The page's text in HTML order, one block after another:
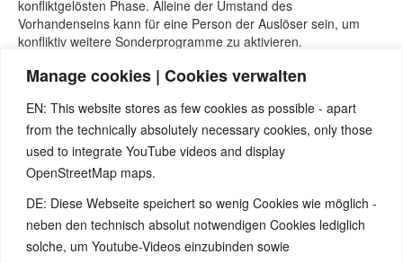
Manage cookies | Cookies verwalten
EN: This website stores as few cookies as possible - apart
from the technically absolutely necessary cookies, only those
used to integrate YouTube videos and display
OpenStreetMap maps.
DE: Diese Webseite speichert so wenig Cookies wie möglich -
neben den technisch absolut notwendigen Cookies lediglich
solche, um Youtube-Videos einzubinden sowie
konfliktgelösten Phase. Alleine der Umstand des
Vorhandenseins kann für eine Person der Auslöser sein, um
konfliktiv weitere Sonderprogramme zu aktivieren.
weiters gar keine Störung bilden. Unter Umständen kann eine
und angenommene Schönheits-Ideale nützlich sein.
Quellen:
Seminare und Webinare von Nicolas Barro, nicolasbarro.de.
Internetseite www.5bn.de.
David Münnich “Das System der fünf biologischen
Naturgesetze” Band 1.
Claudio Trupiano “Danke Doktor Hamer”.